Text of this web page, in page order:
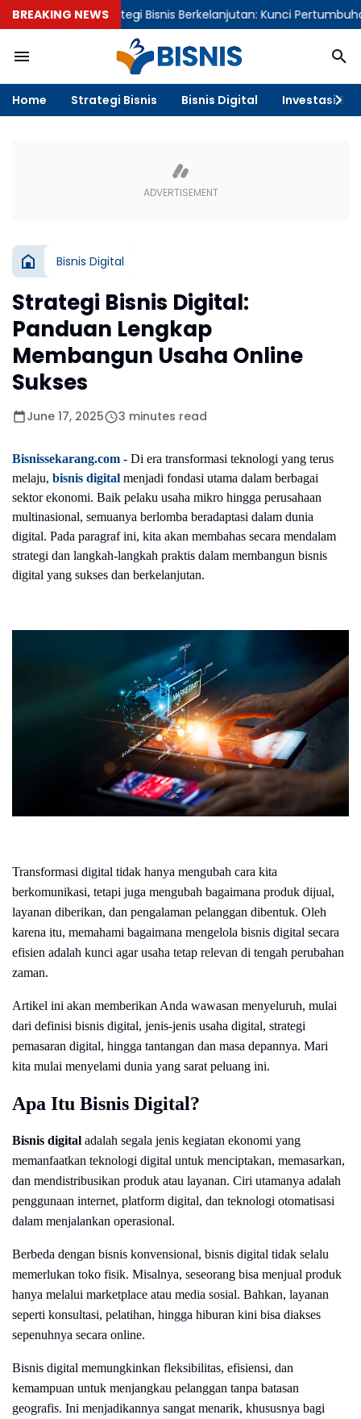
BREAKING NEWS
Strategi Bisnis Berkelanjutan: Kunci Pertumbuhan
Home Strategi Bisnis Bisnis Digital Investasi &
Bisnis Digital
Strategi Bisnis Digital:
Panduan Lengkap
Membangun Usaha Online
Sukses
June 17, 2025 3 minutes read
Bisnissekarang.com - Di era transformasi teknologi yang terus
melaju, bisnis digital menjadi fondasi utama dalam berbagai
sektor ekonomi. Baik pelaku usaha mikro hingga perusahaan
multinasional, semuanya berlomba beradaptasi dalam dunia
digital. Pada paragraf ini, kita akan membahas secara mendalam
strategi dan langkah-langkah praktis dalam membangun bisnis
digital yang sukses dan berkelanjutan.
Transformasi digital tidak hanya mengubah cara kita
berkomunikasi, tetapi juga mengubah bagaimana produk dijual,
layanan diberikan, dan pengalaman pelanggan dibentuk. Oleh
karena itu, memahami bagaimana mengelola bisnis digital secara
efisien adalah kunci agar usaha tetap relevan di tengah perubahan
zaman.
Artikel ini akan memberikan Anda wawasan menyeluruh, mulai
dari definisi bisnis digital, jenis-jenis usaha digital, strategi
pemasaran digital, hingga tantangan dan masa depannya. Mari
kita mulai menyelami dunia yang sarat peluang ini.
Apa Itu Bisnis Digital?
Bisnis digital adalah segala jenis kegiatan ekonomi yang
memanfaatkan teknologi digital untuk menciptakan, memasarkan,
dan mendistribusikan produk atau layanan. Ciri utamanya adalah
penggunaan internet, platform digital, dan teknologi otomatisasi
dalam menjalankan operasional.
Berbeda dengan bisnis konvensional, bisnis digital tidak selalu
memerlukan toko fisik. Misalnya, seseorang bisa menjual produk
hanya melalui marketplace atau media sosial. Bahkan, layanan
seperti konsultasi, pelatihan, hingga hiburan kini bisa diakses
sepenuhnya secara online.
Bisnis digital memungkinkan fleksibilitas, efisiensi, dan
kemampuan untuk menjangkau pelanggan tanpa batasan
geografis. Ini menjadikannya sangat menarik, khususnya bagi